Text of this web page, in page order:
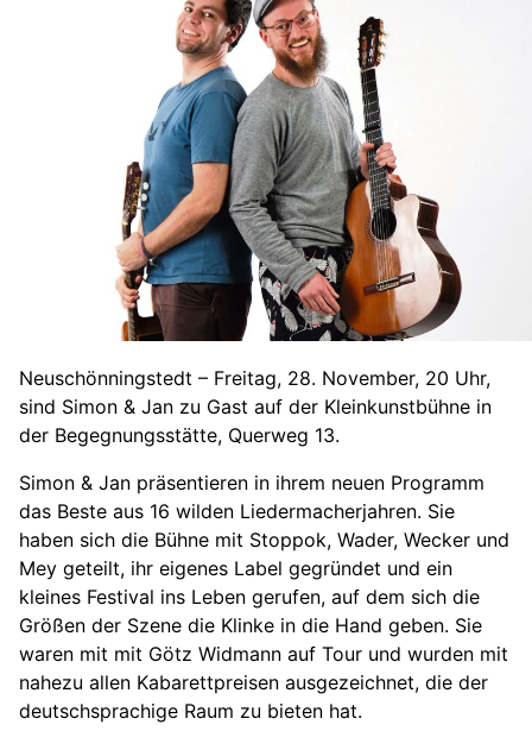
Neuschönningstedt – Freitag, 28. November, 20 Uhr,
sind Simon & Jan zu Gast auf der Kleinkunstbühne in
der Begegnungsstätte, Querweg 13.
Simon & Jan präsentieren in ihrem neuen Programm
das Beste aus 16 wilden Liedermacherjahren. Sie
haben sich die Bühne mit Stoppok, Wader, Wecker und
Mey geteilt, ihr eigenes Label gegründet und ein
kleines Festival ins Leben gerufen, auf dem sich die
Größen der Szene die Klinke in die Hand geben. Sie
waren mit mit Götz Widmann auf Tour und wurden mit
nahezu allen Kabarettpreisen ausgezeichnet, die der
deutschsprachige Raum zu bieten hat.